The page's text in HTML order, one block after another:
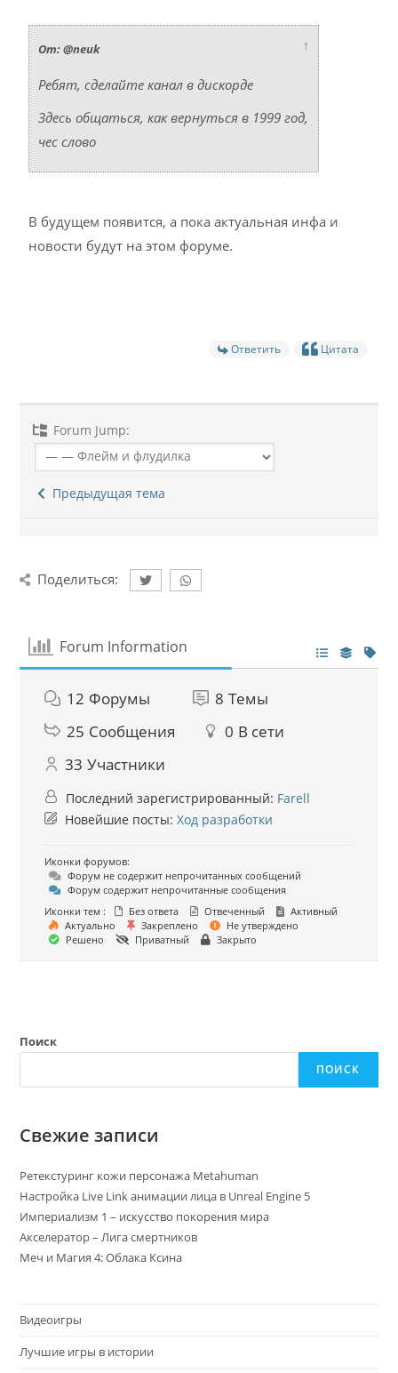
От: @neuk ↑
Ребят, сделайте канал в дискорде
Здесь общаться, как вернуться в 1999 год,
чес слово
В будущем появится, а пока актуальная инфа и
новости будут на этом форуме.
Ответить Цитата
Forum Jump:
Предыдущая тема
Поделиться:
Forum Information
12 Форумы 8 Темы
25 Сообщения 0 В сети
33 Участники
Последний зарегистрированный: Farell
Новейшие посты:Ход разработки
Иконки форумов:
Форум не содержит непрочитанных сообщений
Форум содержит непрочитанные сообщения
Иконки тем :
Без ответа Отвеченный
Активный
Актуально
Закреплено
Не утверждено
Решено
Приватный Закрыто
Поиск
ПОИСК
Свежие записи
Ретекстуринг кожи персонажа Metahuman
Настройка Live Link анимации лица в Unreal Engine 5
Империализм 1 – искусство покорения мира
Акселератор – Лига смертников
Меч и Магия 4: Облака Ксина
Видеоигры
Лучшие игры в истории